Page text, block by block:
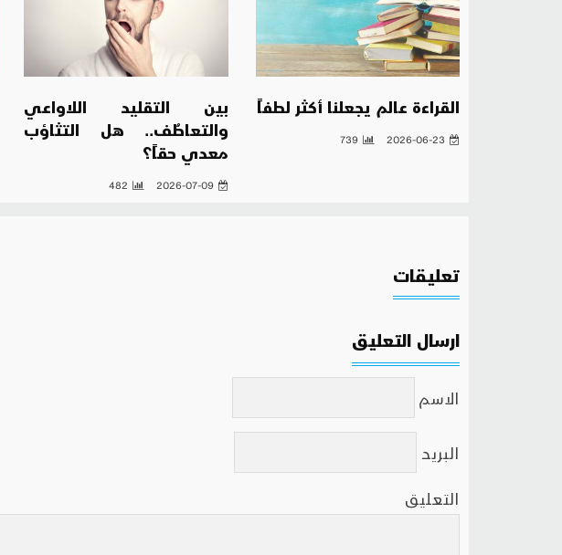
بين التقليد اللاواعي
والتعاطُف.. هل التثاؤب
معدي حقاً؟
2026-07-09
482
القراءة عالم يجعلنا أكثر لطفاً
2026-06-23
739
تعليقات
ارسال التعليق
الاسم
البريد
التعليق